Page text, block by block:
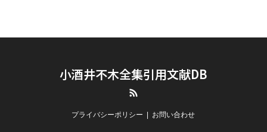
小酒井不木全集引用文献DB
プライバシーポリシー お問い合わせ